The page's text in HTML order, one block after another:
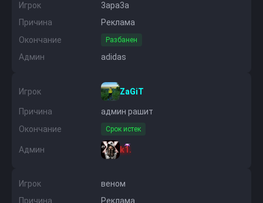
Игрок
3apa3a
Причина
Реклама
Окончание
Разбанен
Админ adidas
Игрок ZaGiT
Причина
админ рашит
Окончание
Срок истек
Админ k1.
Игрок
веном
Причина
Реклама